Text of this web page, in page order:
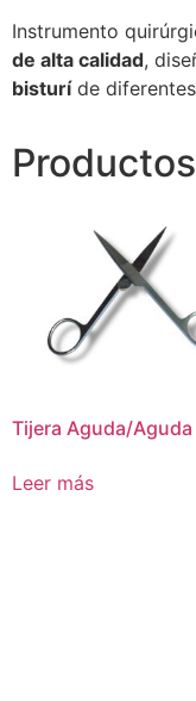
Instrumento
de alta calidad,
bisturíde
Tijera Aguda/Aguda
Leer más